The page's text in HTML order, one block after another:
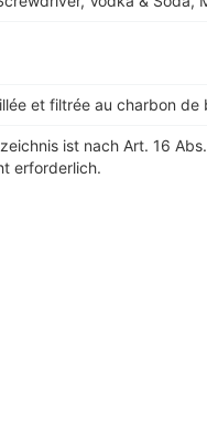
et filtrée au charbon de
ist nach Art. 16
erforderlich.